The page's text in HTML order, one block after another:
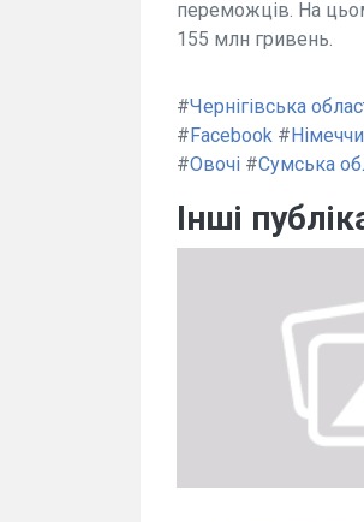
переможців. На
155 млн гривень.
#Чернігівська
#Facebook #
#Овочі #Сумська
Інші